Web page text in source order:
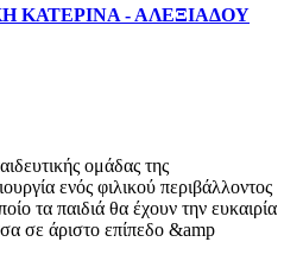
ΚΑΤΕΡΙΝΑ - ΑΛΕΞΙΑΔΟΥ
ομάδας της
ενός φιλικού περιβάλλοντος
τα παιδιά θα έχουν την ευκαιρία
σε άριστο επίπεδο &amp